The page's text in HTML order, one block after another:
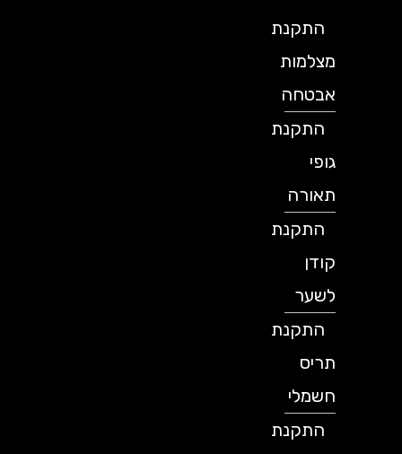
התקנת
מצלמות
אבטחה
התקנת
תאורה
התקנת
לשער
התקנת
תריס
חשמלי
התקנת